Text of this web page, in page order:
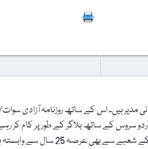
ہیں۔ اس کے ساتھ روزنامہ آزادی سوات/
سروس کے ساتھ بلاگر کے طور پر کام کر
جرنلسٹ کے طور پر وابستہ ہیں۔